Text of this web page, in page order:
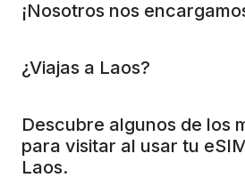
¡Nosotros nos
¿Viajas a Laos?
Descubre algunos de los
para visitar al usar tu
Laos.